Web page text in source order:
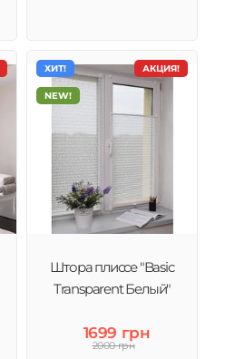
АКЦИЯ!
ХИТ!
NEW!
Штора плиссе "Basic
Transparent Белый"
1699 грн
2000 грн